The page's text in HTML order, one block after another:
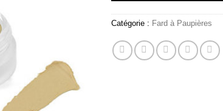
Catégorie : Fard à Paupières